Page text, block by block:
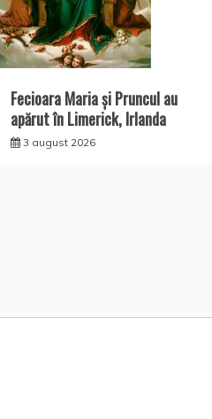
Fecioara Maria şi Pruncul au
apărut în Limerick, Irlanda
3 august 2026